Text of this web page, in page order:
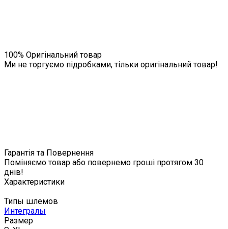
100% Оригінальний товар
Ми не торгуємо підробками, тільки оригінальний товар!
Гарантія та Повернення
Поміняємо товар або повернемо гроші протягом 30
днів!
Характеристики
Типы шлемов
Интегралы
Размер